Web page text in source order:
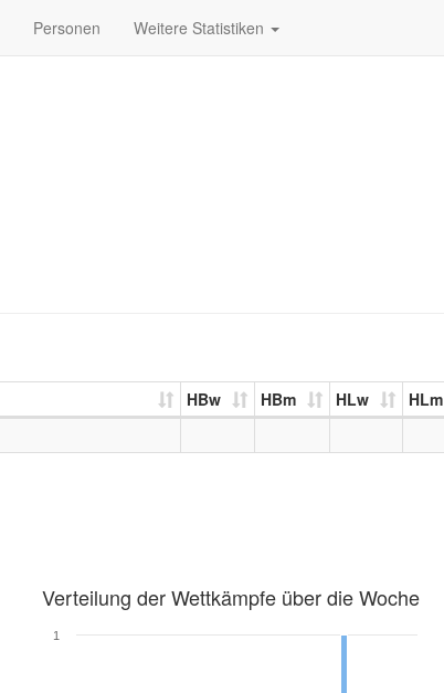
Personen Weitere Statistiken
HBw HBm HLw HLm
Verteilung der Wettkämpfe über die Woche
1